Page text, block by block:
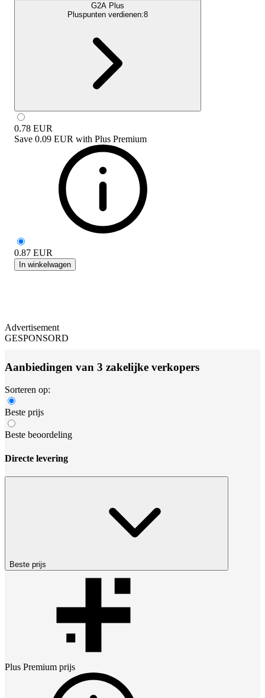
G2A Plus
Pluspunten verdienen:8
0.78 EUR
Save 0.09 EUR with Plus Premium
0.87 EUR
In winkelwagen
Advertisement
GESPONSORD
Aanbiedingen van 3 zakelijke verkopers
Sorteren op:
Beste prijs
Beste beoordeling
Directe levering
Beste prijs
Plus Premium prijs